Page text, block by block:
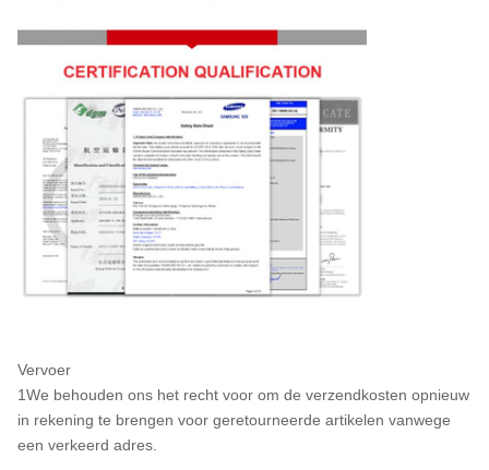
Vervoer
1We behouden ons het recht voor om de verzendkosten opnieuw
in rekening te brengen voor geretourneerde artikelen vanwege
een verkeerd adres.